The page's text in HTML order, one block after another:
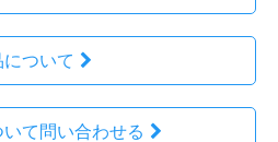
について
て問い合わせる